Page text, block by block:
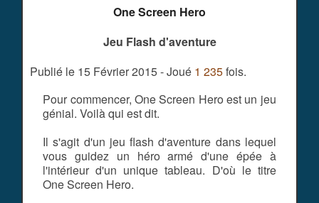
One Screen Hero
Jeu Flash d'aventure
Publié le 15 Février 2015 - Joué 1 235fois.
Pour commencer, One Screen Hero est un jeu
génial. Voilà qui est dit.
Il s'agit d'un jeu flash d'aventure dans lequel
vous guidez un héro armé d'une épée à
l'intérieur d'un unique tableau. D'où le titre
One Screen Hero.